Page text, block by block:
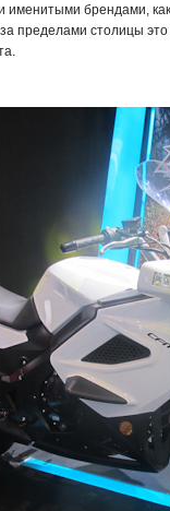
именитыми брендами,
пределами столицы